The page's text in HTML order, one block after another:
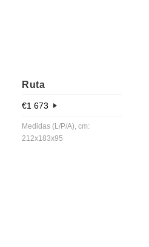
Ruta
€1 673
Medidas (L/P/A), cm:
212x183x95